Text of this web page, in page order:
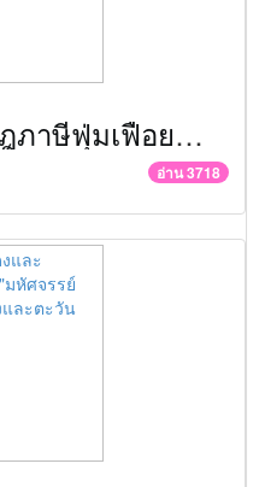
อินโดนีเซียเปลี่ยนกฎภาษีฟุ่มเฟือยสำหรับอสังหาริมทรัพย์
อ่าน 3718